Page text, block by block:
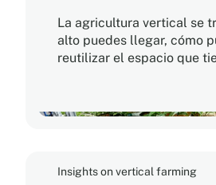
La agricultura vertical se
alto puedes llegar, cómo
reutilizar el espacio que
Insights on vertical farming